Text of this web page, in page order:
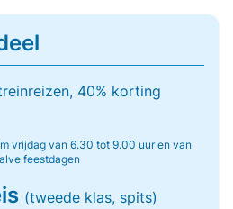
40% korting
vrijdag van 6.30 tot 9.00 uur en van
feestdagen
(tweede klas, spits)